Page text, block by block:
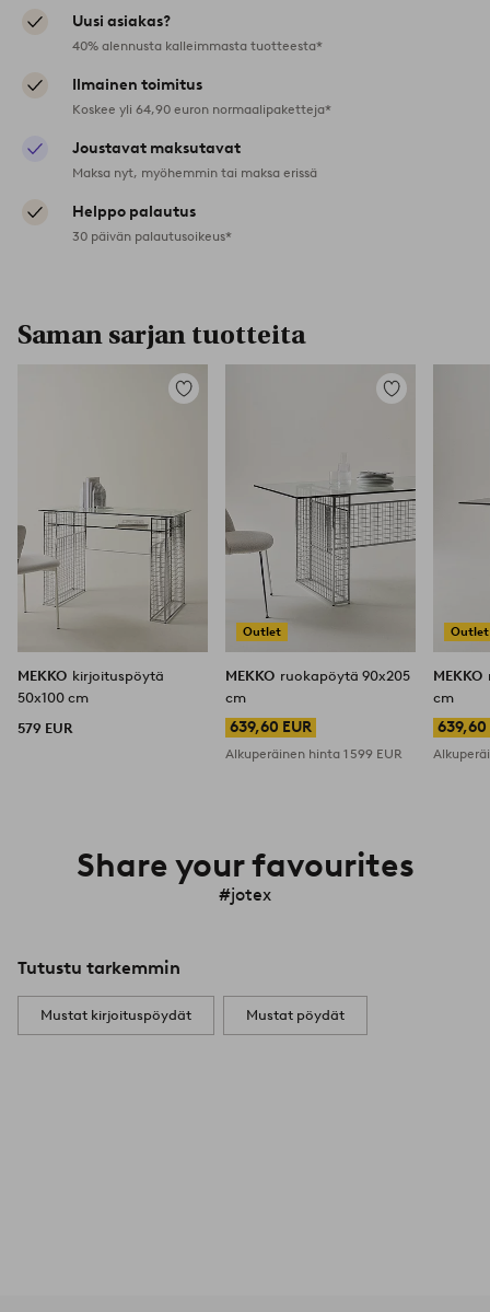
Uusi asiakas?
40% alennusta kalleimmasta tuotteesta*
Ilmainen toimitus
Koskee yli 64,90 euron normaalipaketteja*
Joustavat maksutavat
Maksa nyt, myöhemmin tai maksa erissä
Helppo palautus
30 päivän palautusoikeus*
Saman sarjan tuotteita
Lisää
MEKKO kirjoituspöytä
50x100 cm
579 EUR
Outlet
Lisää
MEKKO ruokapöytä 90x205
cm
639,60 EUR
Alkuperäinen hinta1 599 EUR
Outlet
MEKKO
cm
639,60
Share your favourites
#jotex
Tutustu tarkemmin
Mustat kirjoituspöydät Mustat pöydät